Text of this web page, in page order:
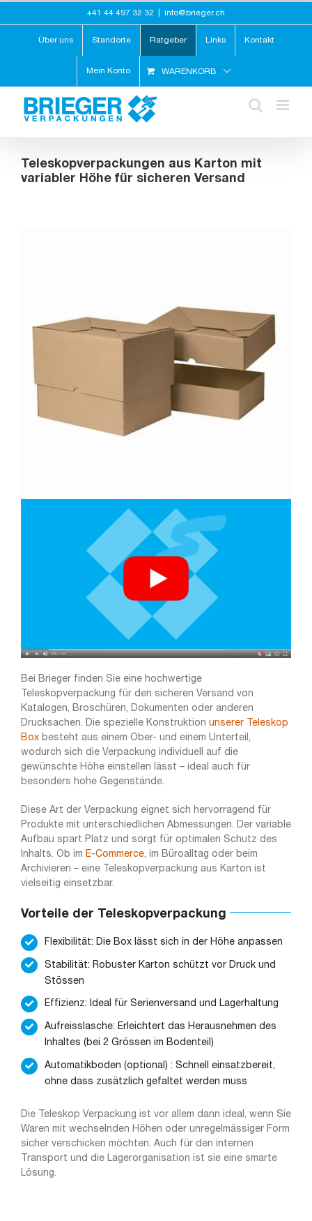
springen
+41 44 497 32 32 info@brieger.ch
Über uns Standorte Ratgeber Links Kontakt
Mein Konto WARENKORB
Teleskopverpackungen aus Karton mit
variabler Höhe für sicheren Versand
Bei Brieger finden Sie eine hochwertige
Teleskopverpackung für den sicheren Versand von
Katalogen, Broschüren, Dokumenten oder anderen
Drucksachen. Die spezielle Konstruktion unserer Teleskop
Boxbesteht aus einem Ober- und einem Unterteil,
wodurch sich die Verpackung individuell auf die
gewünschte Höhe einstellen lässt – ideal auch für
besonders hohe Gegenstände.
Diese Art der Verpackung eignet sich hervorragend für
Produkte mit unterschiedlichen Abmessungen. Der variable
Aufbau spart Platz und sorgt für optimalen Schutz des
Inhalts. Ob im E-Commerce, im Büroalltag oder beim
Archivieren – eine Teleskopverpackung aus Karton ist
vielseitig einsetzbar.
Vorteile der Teleskopverpackung
Flexibilität: Die Box lässt sich in der Höhe anpassen
Stabilität: Robuster Karton schützt vor Druck und
Stössen
Effizienz: Ideal für Serienversand und Lagerhaltung
Aufreisslasche: Erleichtert das Herausnehmen des
Inhaltes (bei 2 Grössen im Bodenteil)
Automatikboden (optional) : Schnell einsatzbereit,
ohne dass zusätzlich gefaltet werden muss
Die Teleskop Verpackung ist vor allem dann ideal, wenn Sie
Waren mit wechselnden Höhen oder unregelmässiger Form
sicher verschicken möchten. Auch für den internen
Transport und die Lagerorganisation ist sie eine smarte
Lösung.